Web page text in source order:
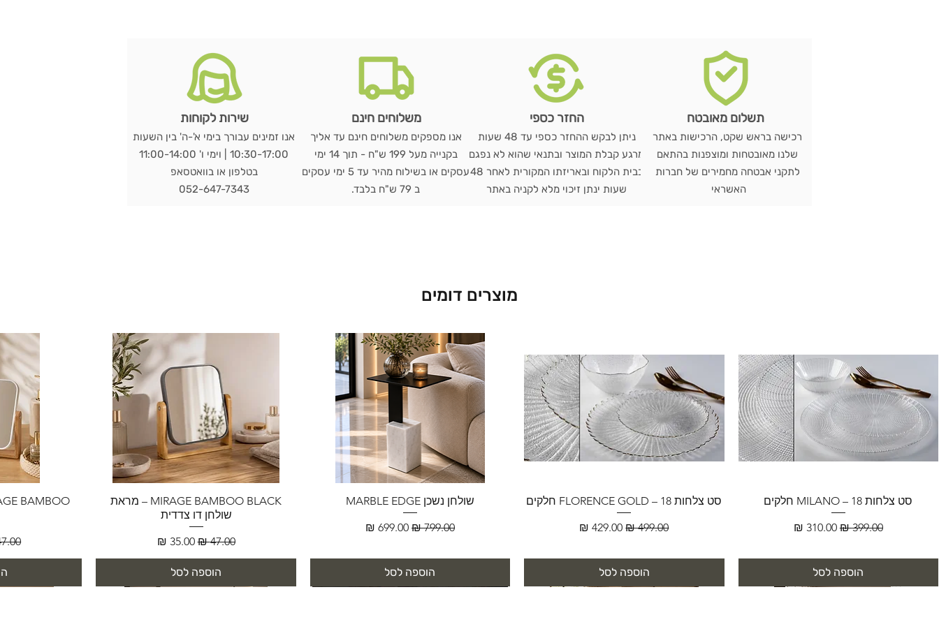
שירות לקוחות
אנו זמינים עבורך בימי א'-ה' בין השעות
10:30-17:00 | וימי ו' 11:00-14:00
בטלפון או בוואטסאפ
052-647-7343
משלוחים חינם
אנו מספקים משלוחים חינם עד אליך
בקנייה מעל 199 ש"ח - תוך 14 ימי
עסקים או בשילוח מהיר עד 5 ימי עסקים
ב 79 ש"ח בלבד.
החזר כספי
ניתן לבקש ההחזר כספי עד 48 שעות
מרגע קבלת המוצר ובתנאי שהוא לא נפגם
בבית הלקוח ובאריזתו המקורית לאחר 48
שעות ינתן זיכוי מלא לקניה באתר
תשלום מאובטח
רכישה בראש שקט, הרכישות באתר
שלנו מאובטחות ומוצפנות בהתאם
לתקני אבטחה מחמירים של חברות
האשראי
מוצרים דומים
סט צלחות MILANO – 18 חלקים
מחיר רגיל‏399.00 ‏₪ מחיר מבצע‏310.00 ‏₪
הוספה לסל
סט צלחות FLORENCE GOLD – 18 חלקים
מחיר רגיל‏499.00 ‏₪ מחיר מבצע
הוספה לסל
שולחן נשכן MARBLE EDGE
מחיר רגיל‏799.00 ‏₪ מחיר מבצע‏699.00 ‏₪
הוספה לסל
MIRAGE BAMBOO BLACK – מראת
שולחן דו צדדית
מחיר רגיל‏47.00 ‏₪ מחיר מבצע‏35.00 ‏₪
הוספה לסל
‏47.00 ‏₪